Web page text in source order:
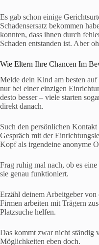
Es gab schon einige
Schadensersatz bekommen
konnten, dass ihnen durch
Schaden entstanden ist. Aber
Wie Eltern Ihre Chancen Im
Melde dein Kind am besten
nur bei einer einzigen
desto besser – viele starten
direkt danach.
Such den persönlichen
Gespräch mit der
Kopf als irgendeine anonyme
Frag ruhig mal nach, ob es
sie genau funktioniert.
Erzähl deinem Arbeitgeber
Firmen arbeiten mit Trägern
Platzsuche helfen.
Das kommt zwar nicht ständig
Möglichkeiten eben doch.